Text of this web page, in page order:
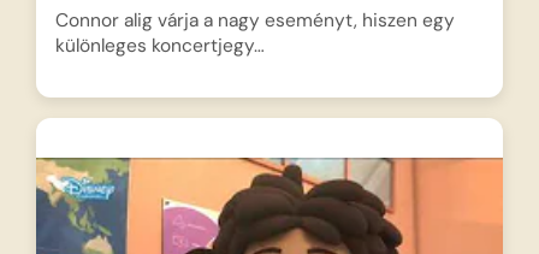
Connor alig várja a nagy eseményt, hiszen egy
különleges koncertjegy…